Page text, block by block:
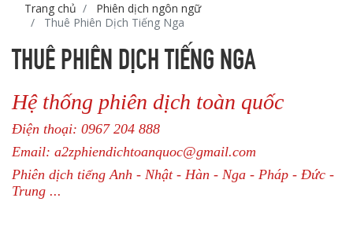
Trang chủ
Phiên dịch ngôn ngữ
Thuê Phiên Dịch Tiếng Nga
THUÊ PHIÊN DỊCH TIẾNG NGA
Hệ thống phiên dịch toàn quốc
Điện thoại: 0967 204 888
Email: a2zphiendichtoanquoc@gmail.com
Phiên dịch tiếng Anh - Nhật - Hàn - Nga - Pháp - Đức -
Trung ...